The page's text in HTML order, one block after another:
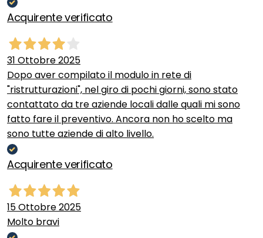
Acquirente verificato
31 Ottobre 2025
Dopo aver compilato il modulo in rete di
"ristrutturazioni", nel giro di pochi giorni, sono stato
contattato da tre aziende locali dalle quali mi sono
fatto fare il preventivo. Ancora non ho scelto ma
sono tutte aziende di alto livello.
Acquirente verificato
15 Ottobre 2025
Molto bravi